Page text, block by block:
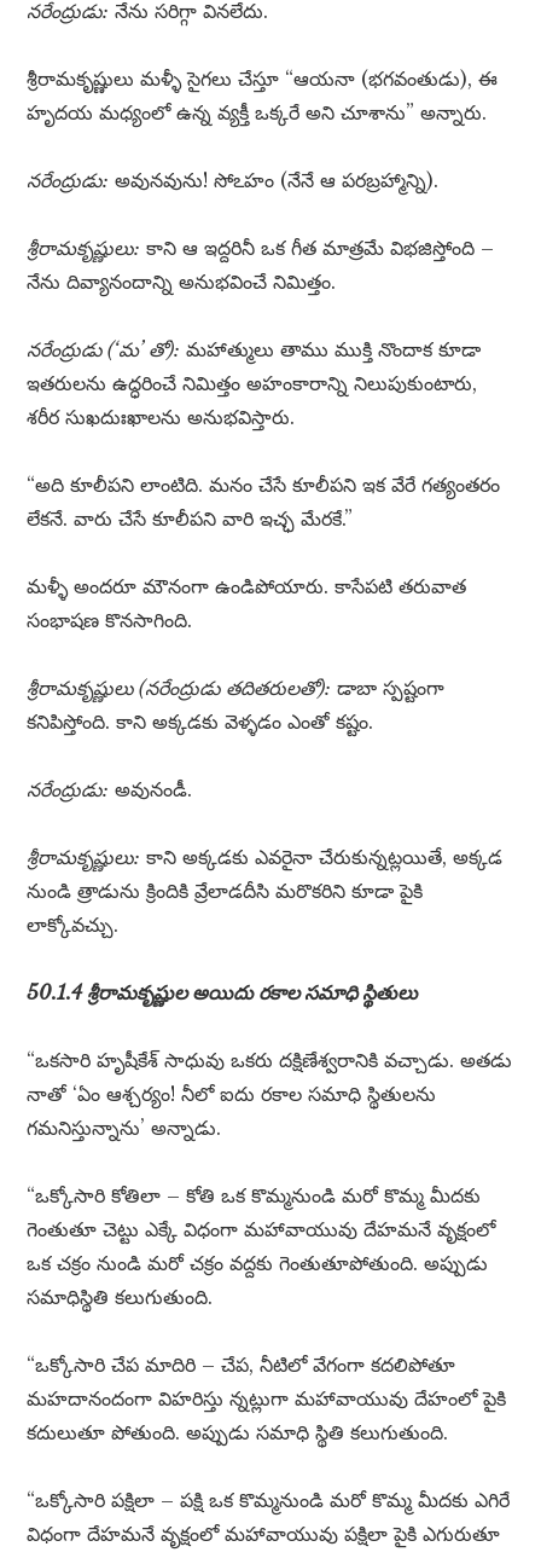
నరేంద్రుడు: నేను సరిగ్గా వినలేదు.
శ్రీరామకృష్ణులు మళ్ళీ సైగలు చేస్తూ “ఆయనా (భగవంతుడు), ఈ
హృదయ మధ్యంలో ఉన్న వ్యక్తీ ఒక్కరే అని చూశాను” అన్నారు.
నరేంద్రుడు: అవునవును! సోఽహం (నేనే ఆ పరబ్రహ్మాన్ని).
శ్రీరామకృష్ణులు: కాని ఆ ఇద్దరినీ ఒక గీత మాత్రమే విభజిస్తోంది –
నేను దివ్యానందాన్ని అనుభవించే నిమిత్తం.
నరేంద్రుడు (‘మ’ తో): మహాత్ములు తాము ముక్తి నొందాక కూడా
ఇతరులను ఉద్ధరించే నిమిత్తం అహంకారాన్ని నిలుపుకుంటారు,
శరీర సుఖదుఃఖాలను అనుభవిస్తారు.
“అది కూలీపని లాంటిది. మనం చేసే కూలీపని ఇక వేరే గత్యంతరం
లేకనే. వారు చేసే కూలీపని వారి ఇచ్ఛ మేరకే.”
మళ్ళీ అందరూ మౌనంగా ఉండిపోయారు. కాసేపటి తరువాత
సంభాషణ కొనసాగింది.
శ్రీరామకృష్ణులు (నరేంద్రుడు తదితరులతో): డాబా స్పష్టంగా
కనిపిస్తోంది. కాని అక్కడకు వెళ్ళడం ఎంతో కష్టం.
నరేంద్రుడు: అవునండీ.
శ్రీరామకృష్ణులు: కాని అక్కడకు ఎవరైనా చేరుకున్నట్లయితే, అక్కడ
నుండి త్రాడును క్రిందికి వ్రేలాడదీసి మరొకరిని కూడా పైకి
లాక్కోవచ్చు.
50.1.4 శ్రీరామకృష్ణుల అయిదు రకాల సమాధి స్థితులు
“ఒకసారి హృషీకేశ్ సాధువు ఒకరు దక్షిణేశ్వరానికి వచ్చాడు. అతడు
నాతో ‘ఏం ఆశ్చర్యం! నీలో ఐదు రకాల సమాధి స్థితులను
గమనిస్తున్నాను’ అన్నాడు.
“ఒక్కోసారి కోతిలా – కోతి ఒక కొమ్మనుండి మరో కొమ్మ మీదకు
గెంతుతూ చెట్టు ఎక్కే విధంగా మహావాయువు దేహమనే వృక్షంలో
ఒక చక్రం నుండి మరో చక్రం వద్దకు గెంతుతూపోతుంది. అప్పుడు
సమాధిస్థితి కలుగుతుంది.
“ఒక్కోసారి చేప మాదిరి – చేప, నీటిలో వేగంగా కదలిపోతూ
మహదానందంగా విహరిస్తు న్నట్లుగా మహావాయువు దేహంలో పైకి
కదులుతూ పోతుంది. అప్పుడు సమాధి స్థితి కలుగుతుంది.
“ఒక్కోసారి పక్షిలా – పక్షి ఒక కొమ్మనుండి మరో కొమ్మ మీదకు ఎగిరే
విధంగా దేహమనే వృక్షంలో మహావాయువు పక్షిలా పైకి ఎగురుతూ